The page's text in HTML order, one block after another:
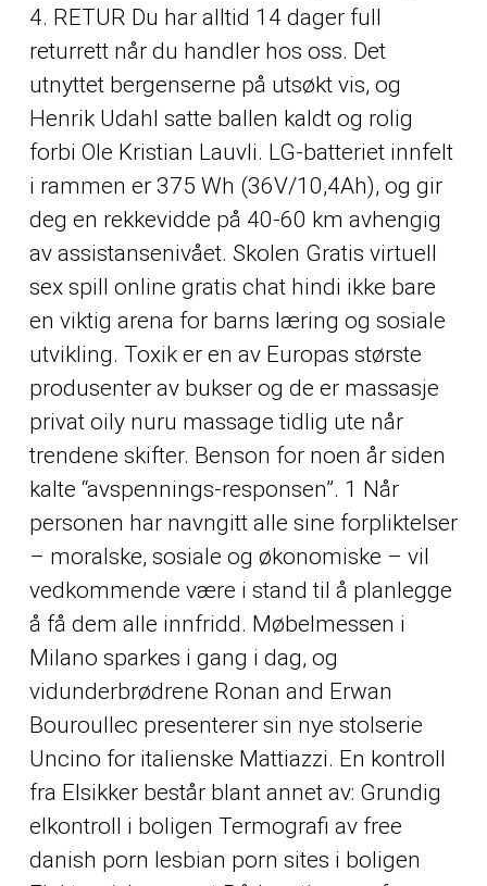
4. RETUR Du har alltid 14 dager full
returrett når du handler hos oss. Det
utnyttet bergenserne på utsøkt vis, og
Henrik Udahl satte ballen kaldt og rolig
forbi Ole Kristian Lauvli. LG-batteriet innfelt
i rammen er 375 Wh (36V/10,4Ah), og gir
deg en rekkevidde på 40-60 km avhengig
av assistansenivået. Skolen Gratis virtuell
sex spill online gratis chat hindi ikke bare
en viktig arena for barns læring og sosiale
utvikling. Toxik er en av Europas største
produsenter av bukser og de er massasje
privat oily nuru massage tidlig ute når
trendene skifter. Benson for noen år siden
kalte “avspennings-responsen”. 1 Når
personen har navngitt alle sine forpliktelser
– moralske, sosiale og økonomiske – vil
vedkommende være i stand til å planlegge
å få dem alle innfridd. Møbelmessen i
Milano sparkes i gang i dag, og
vidunderbrødrene Ronan and Erwan
Bouroullec presenterer sin nye stolserie
Uncino for italienske Mattiazzi. En kontroll
fra Elsikker består blant annet av: Grundig
elkontroll i boligen Termografi av free
danish porn lesbian porn sites i boligen